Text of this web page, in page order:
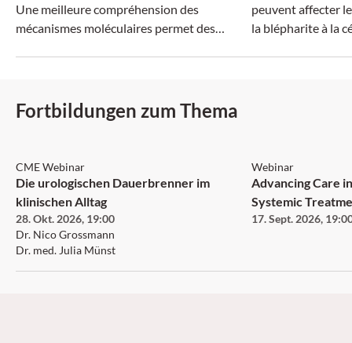
Une meilleure compréhension des
mécanismes moléculaires permet des
peuvent affecter
la blépharite à la
Fortbildungen zum Thema
CME Webinar
Die urologischen Dauerbrenner im
klinischen Alltag
28. Okt. 2026, 19:00
Dr. Nico Grossmann
Dr. med. Julia Münst
Webinar
Advancing Care
Systemic
17. Sept. 2026,